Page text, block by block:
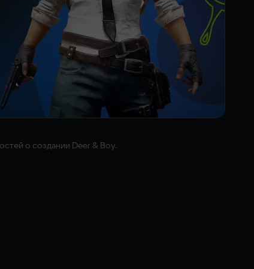
о создании Deer & Boy.